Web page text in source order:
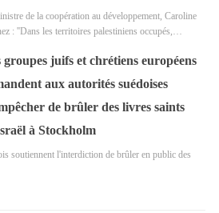
de la coopération au développement, Caroline
: ''Dans les territoires palestiniens occupés,…
groupes juifs et chrétiens européens
aux autorités suédoises
de brûler des livres saints
à Stockholm
soutiennent l'interdiction de brûler en public des